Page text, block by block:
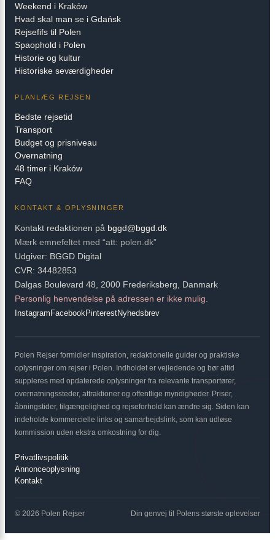
Weekend i Kraków
Hvad skal man se i Gdańsk
Rejsefifs til Polen
Spaophold i Polen
Historie og kultur
Historiske seværdigheder
PLANLÆG REJSEN
Bedste rejsetid
Transport
Budget og prisniveau
Overnatning
48 timer i Kraków
FAQ
KONTAKT & OPLYSNINGER
Kontakt redaktionen på bggd@bggd.dk
Mærk emnefeltet med “att: polen.dk”
Udgiver: BGGD Digital
CVR: 34482853
Dalgas Boulevard 48, 2000 Frederiksberg, Danmark
Personlig henvendelse på adressen er ikke mulig.
InstagramFacebookPinterestNyhedsbrev
Polen Rejser formidler inspiration, redaktionelle guider og praktiske
oplysninger om rejser i Polen. Indholdet er vejledende og bør altid
suppleres med opdaterede oplysninger fra relevante transportører,
overnatningssteder, attraktioner og offentlige myndigheder. Priser,
åbningstider, tilgængelighed og rejseforhold kan ændre sig. Siden kan
indeholde kommercielle links og samarbejdslink, som kan udløse
kommission uden ekstra omkostning for dig.
Privatlivspolitik
Annonceoplysning
Kontakt
© 2026 Polen Rejser Din genvej til Polens største oplevelser